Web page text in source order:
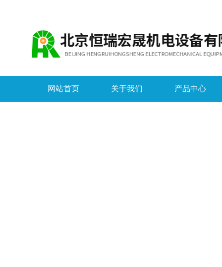
网站首页 关于我们 产品中心